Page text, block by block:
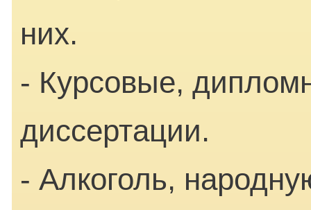
них.
- Курсовые,
диссертации.
- Алкоголь,